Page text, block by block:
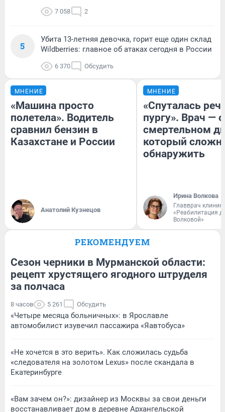
7 058 2
5
Убита 13-летняя девочка, горит еще один склад
Wildberries: главное об атаках сегодня в России
6 370 Обсудить
МНЕНИЕ
«Машина просто
полетела». Водитель
сравнил бензин в
Казахстане и России
Анатолий Кузнецов
МНЕНИЕ
«Спуталась
пургу». Врач — о
смертельном
который
обнаружить
Ирина Волкова
Главврач
«Реабилитация
Волковой»
РЕКОМЕНДУЕМ
Сезон черники в Мурманской области:
рецепт хрустящего ягодного штруделя
за полчаса
8 часов 5 261 Обсудить
«Четыре месяца больничных»: в Ярославле
автомобилист изувечил пассажира «Яавтобуса»
«Не хочется в это верить». Как сложилась судьба
«следователя на золотом Lexus» после скандала в
Екатеринбурге
«Вам зачем он?»: дизайнер из Москвы за свои деньги
восстанавливает дом в деревне Архангельской